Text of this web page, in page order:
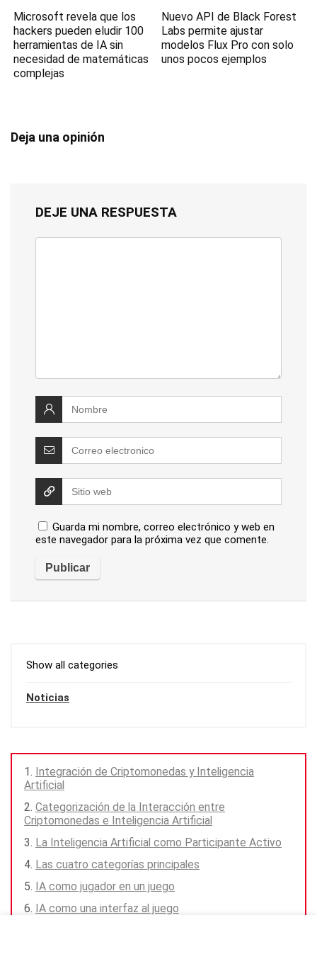
Microsoft revela que los
hackers pueden eludir 100
herramientas de IA sin
necesidad de matemáticas
complejas
Nuevo API de Black Forest
Labs permite ajustar
modelos Flux Pro con solo
unos pocos ejemplos
Deja una opinión
DEJE UNA RESPUESTA
Guarda mi nombre, correo electrónico y web en
este navegador para la próxima vez que comente.
Show all categories
Noticias
Integración de Criptomonedas y Inteligencia
Artificial
Categorización de la Interacción entre
Criptomonedas e Inteligencia Artificial
La Inteligencia Artificial como Participante Activo
Las cuatro categorías principales
IA como jugador en un juego
IA como una interfaz al juego